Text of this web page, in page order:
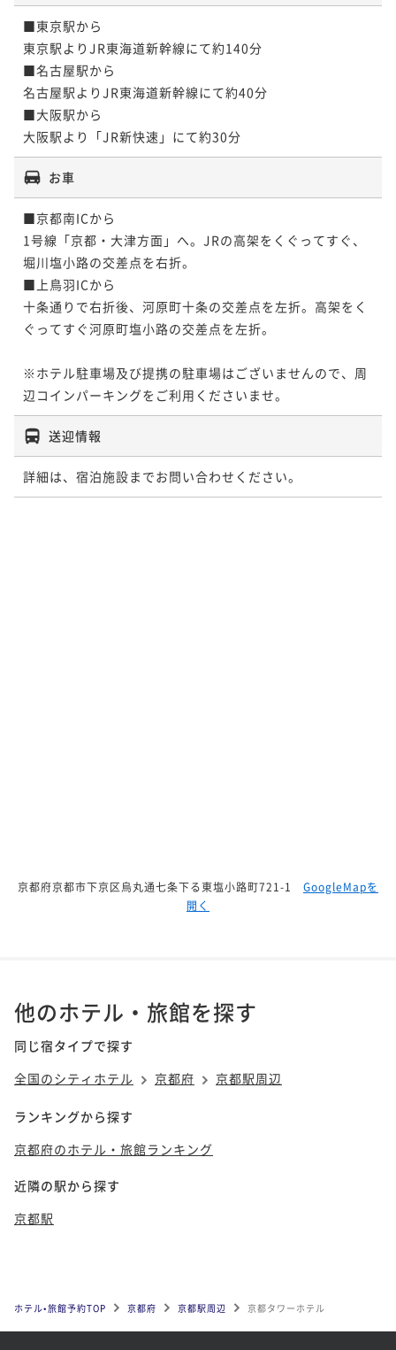
■東京駅から
東京駅よりJR東海道新幹線にて約140分
■名古屋駅から
名古屋駅よりJR東海道新幹線にて約40分
■大阪駅から
大阪駅より「JR新快速」にて約30分
お車
■京都南ICから
1号線「京都・大津方面」へ。JRの高架をくぐってすぐ、
堀川塩小路の交差点を右折。
■上鳥羽ICから
十条通りで右折後、河原町十条の交差点を左折。高架をく
ぐってすぐ河原町塩小路の交差点を左折。
※ホテル駐車場及び提携の駐車場はございませんので、周
辺コインパーキングをご利用くださいませ。
送迎情報
詳細は、宿泊施設までお問い合わせください。
京都府京都市下京区烏丸通七条下る東塩小路町721-1
GoogleMapを
開く
他のホテル・旅館を探す
同じ宿タイプで探す
全国のシティホテル
京都府 京都駅周辺
ランキングから探す
京都府のホテル・旅館ランキング
近隣の駅から探す
京都駅
ホテル•旅館予約TOP 京都府 京都駅周辺 京都タワーホテル